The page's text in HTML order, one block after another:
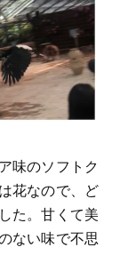
味のソフトク
花なので、ど
た。甘くて美
ない味で不思